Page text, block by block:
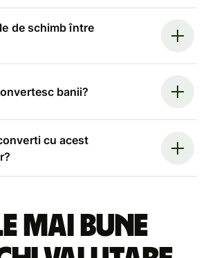
de schimb între
banii?
cu acest
mai bune